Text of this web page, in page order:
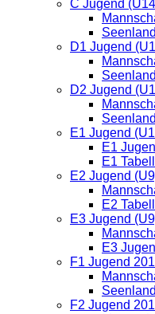
C Jugend
D1 Jugend
D2 Jugend
E1 Jugend
E1
E1
E2 Jugend
E2
E3 Jugend
E3
F1 Jugend
F2 Jugend